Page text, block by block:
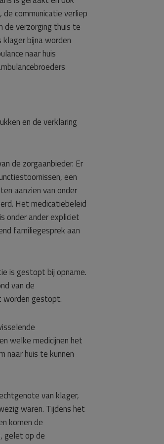
communicatie verliep
de verzorging thuis te
bijna worden
naar huis
en de verklaring
de zorgaanbieder. Er
een
aanzien van onder
Het medicatiebeleid
onder ander expliciet
familiegesprek aan
is gestopt bij opname.
van de
worden gestopt.
welke medicijnen het
naar huis te kunnen
van klager,
waren. Tijdens het
komen de
gelet op de